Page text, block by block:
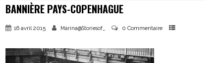
BANNIÈRE PAYS-COPENHAGUE
16 avril 2015 Marina@Storiesof_ 0 Commentaire